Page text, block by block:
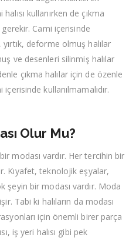
kullanırken de çıkma
gerekir. Cami içerisinde
deforme olmuş halılar
ve desenleri silinmiş halılar
çıkma halılar için de özenle
kullanılmamalıdır.
Olur Mu?
modası vardır. Her tercihin bir
Kıyafet, teknolojik eşyalar,
şeyin bir modası vardır. Moda
Tabi ki halıların da modası
için önemli birer parça
iş yeri halısı gibi pek